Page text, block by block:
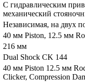
С гидравлическим
механический
Независимая, на двух
40 мм Piston, 12.5 мм
216 мм
Dual Shock CK 144
40 мм Piston 12.5 мм
Clicker, Compression